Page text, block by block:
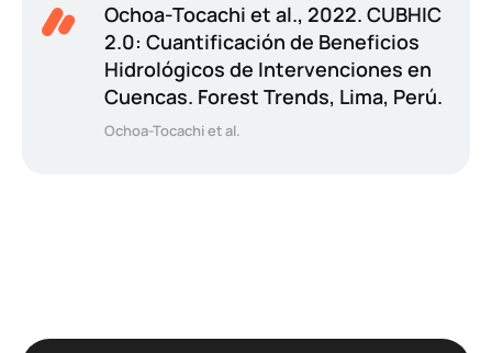
Ochoa-Tocachi et al., 2022. CUBHIC
2.0: Cuantificación de Beneficios
Hidrológicos de Intervenciones en
Cuencas. Forest Trends, Lima, Perú.
Ochoa-Tocachi et al.